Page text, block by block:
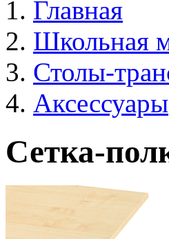
Главная
Школьная
Столы-
Аксессуары
Сетка-